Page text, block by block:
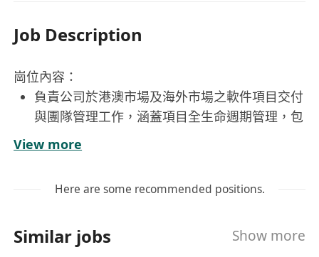
Job Description
崗位內容：
負責公司於港澳市場及海外市場之軟件項目交付
與團隊管理工作，涵蓋項目全生命週期管理，包
集成測試、用戶培訓、項目驗收等關鍵環節；
條款評估及風險預警，支援售前階段的試用交
統籌項目進度、成本、質量與風險管控，確保項
View more
Here are some recommended positions.
Similar jobs Show more